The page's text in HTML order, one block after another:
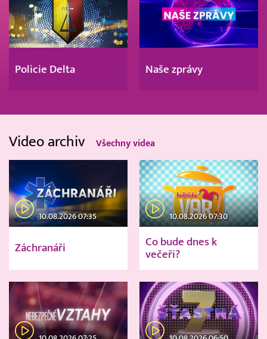
Policie Delta Naše zprávy
Video archiv Všechny videa
10.08.2026 07:35
Záchranáři
10.08.2026 07:30
Co bude dnes k
večeři?